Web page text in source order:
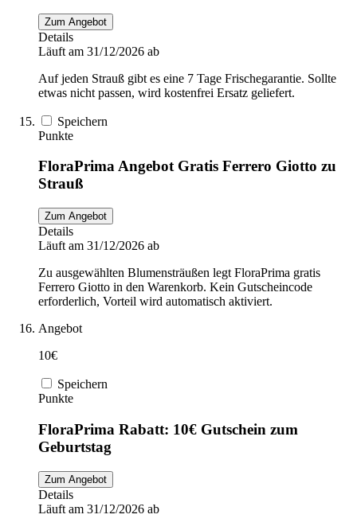
Zum Angebot
Details
Läuft am 31/12/2026 ab
Auf jeden Strauß gibt es eine 7 Tage Frischegarantie. Sollte
etwas nicht passen, wird kostenfrei Ersatz geliefert.
Speichern
Punkte
FloraPrima Angebot Gratis Ferrero Giotto zu
Strauß
Zum Angebot
Details
Läuft am 31/12/2026 ab
Zu ausgewählten Blumensträußen legt FloraPrima gratis
Ferrero Giotto in den Warenkorb. Kein Gutscheincode
erforderlich, Vorteil wird automatisch aktiviert.
Angebot
10€
Speichern
Punkte
FloraPrima Rabatt: 10€ Gutschein zum
Geburtstag
Zum Angebot
Details
Läuft am 31/12/2026 ab